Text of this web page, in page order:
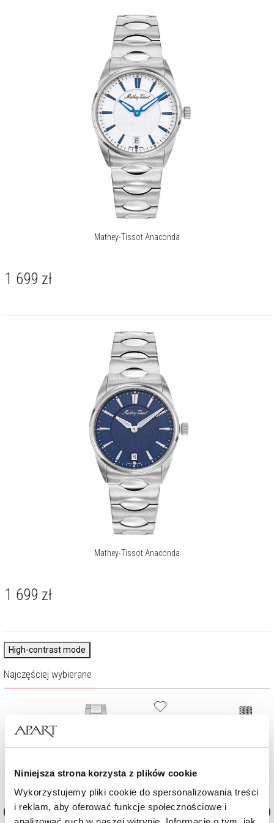
Niniejsza strona korzysta z plików cookie
Wykorzystujemy pliki cookie do spersonalizowania treści
i reklam, aby oferować funkcje społecznościowe i
Mathey-Tissot Anaconda
1 699 zł
Mathey-Tissot Anaconda
1 699 zł
High-contrast mode
Najczęściej wybierane